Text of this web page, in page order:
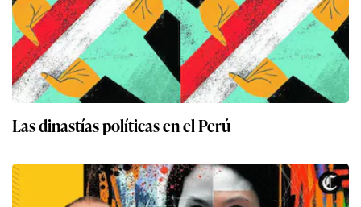
Las dinastías políticas en el Perú